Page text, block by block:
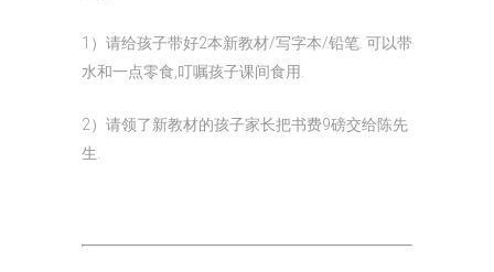
1）请给孩子带好2本新教材/写字本/铅笔. 可以带
水和一点零食,叮嘱孩子课间食用.
2）请领了新教材的孩子家长把书费9磅交给陈先
生.